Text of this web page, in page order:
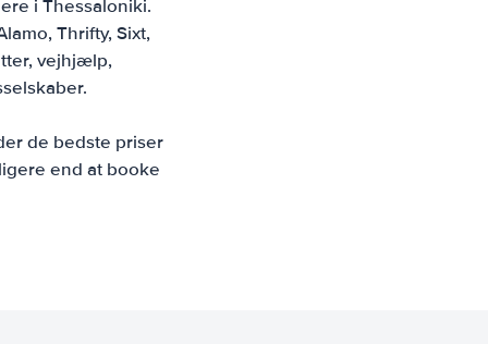
i Thessaloniki.
Thrifty, Sixt,
vejhjælp,
de bedste priser
end at booke